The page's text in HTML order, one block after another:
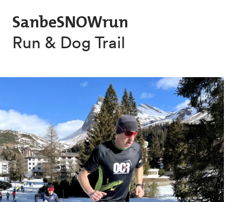
SanbeSNOWrun
Run & Dog Trail